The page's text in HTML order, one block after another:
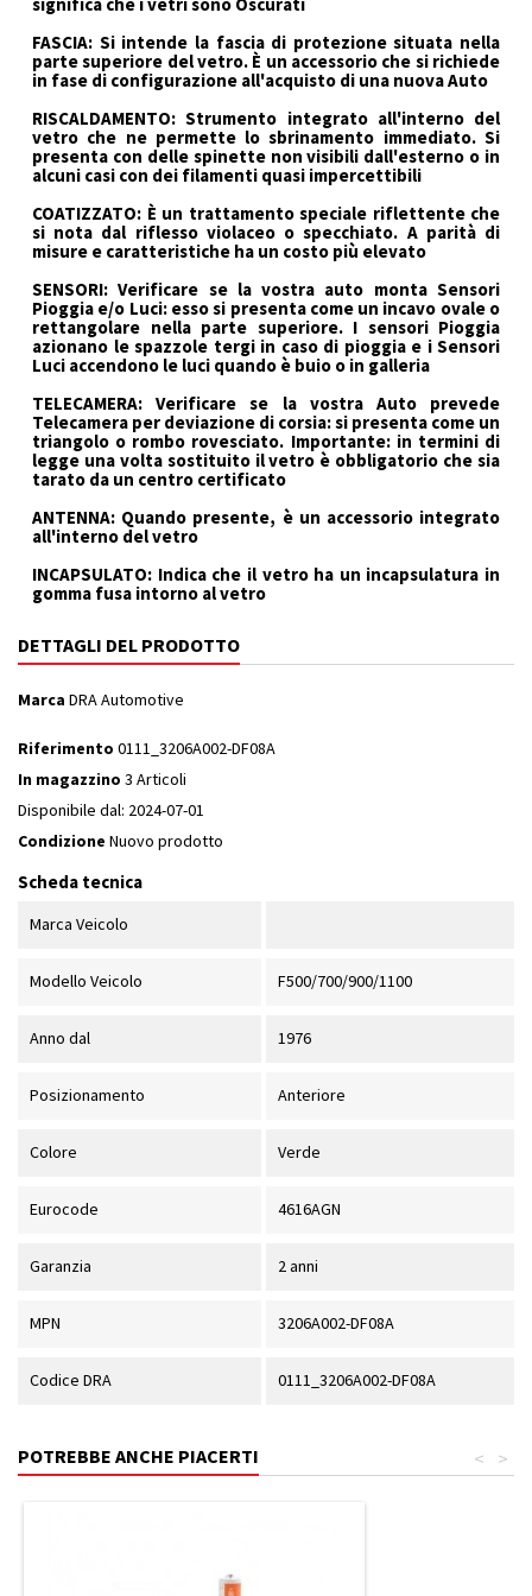
significa che i vetri sono Oscurati
FASCIA: Si intende la fascia di protezione situata nella
parte superiore del vetro. È un accessorio che si richiede
in fase di configurazione all'acquisto di una nuova Auto
RISCALDAMENTO: Strumento integrato all'interno del
vetro che ne permette lo sbrinamento immediato. Si
presenta con delle spinette non visibili dall'esterno o in
alcuni casi con dei filamenti quasi impercettibili
COATIZZATO: È un trattamento speciale riflettente che
si nota dal riflesso violaceo o specchiato. A parità di
misure e caratteristiche ha un costo più elevato
SENSORI: Verificare se la vostra auto monta Sensori
Pioggia e/o Luci: esso si presenta come un incavo ovale o
rettangolare nella parte superiore. I sensori Pioggia
azionano le spazzole tergi in caso di pioggia e i Sensori
Luci accendono le luci quando è buio o in galleria
TELECAMERA: Verificare se la vostra Auto prevede
Telecamera per deviazione di corsia: si presenta come un
triangolo o rombo rovesciato. Importante: in termini di
legge una volta sostituito il vetro è obbligatorio che sia
tarato da un centro certificato
ANTENNA: Quando presente, è un accessorio integrato
all'interno del vetro
INCAPSULATO: Indica che il vetro ha un incapsulatura in
gomma fusa intorno al vetro
DETTAGLI DEL PRODOTTO
Marca DRA Automotive
Riferimento 0111_3206A002-DF08A
In magazzino 3 Articoli
Disponibile dal: 2024-07-01
Condizione Nuovo prodotto
Scheda tecnica
Marca Veicolo
Modello Veicolo F500/700/900/1100
Anno dal 1976
Posizionamento Anteriore
Colore Verde
Eurocode 4616AGN
Garanzia 2 anni
MPN 3206A002-DF08A
Codice DRA 0111_3206A002-DF08A
POTREBBE ANCHE PIACERTI >
<